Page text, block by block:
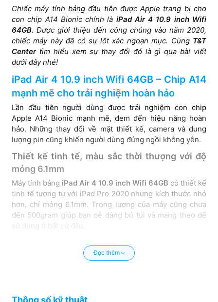
Độ phân giải màn hình
1640 x 2360 pixels
1640 x 2360 pixels
Chiếc máy tính bảng đầu tiên được Apple trang bị cho
con chip A14 Bionic chính là iPad Air 4 10.9 inch Wifi
64GB. Được giới thiệu đến công chúng vào năm 2020,
chiếc máy này đã có sự lột xác ngoạn mục. Cùng T&T
Centertìm hiểu xem sự thay đổi đó là gì qua bài viết
dưới đây nhé!
iPad Air 4 10.9 inch Wifi 64GB – Chip A14
mạnh mẽ cho trải nghiệm hoàn hảo
Lần đầu tiên người dùng được trải nghiệm con chip
Apple A14 Bionic mạnh mẽ, đem đến hiệu năng hoàn
hảo. Những thay đổi về mặt thiết kế, camera và dung
lượng pin cũng khiến người dùng đứng ngồi không yên.
Thiết kế tinh tế, màu sắc thời thượng với độ
mỏng 6.1mm
Máy tính bảng iPad Air 4 10.9 inch Wifi 64GB có thiết kế
tinh tế tương tự với iPad Pro 2020 nhưng kích thước nhỏ
hơn, chỉ mỏng 6.1mm. Trọng lượng của máy cũng chưa
đến 500gram giúp bạn dễ dàng bỏ túi và mang theo để
sử dụng ở bất cứ đâu.
Đọc thêm